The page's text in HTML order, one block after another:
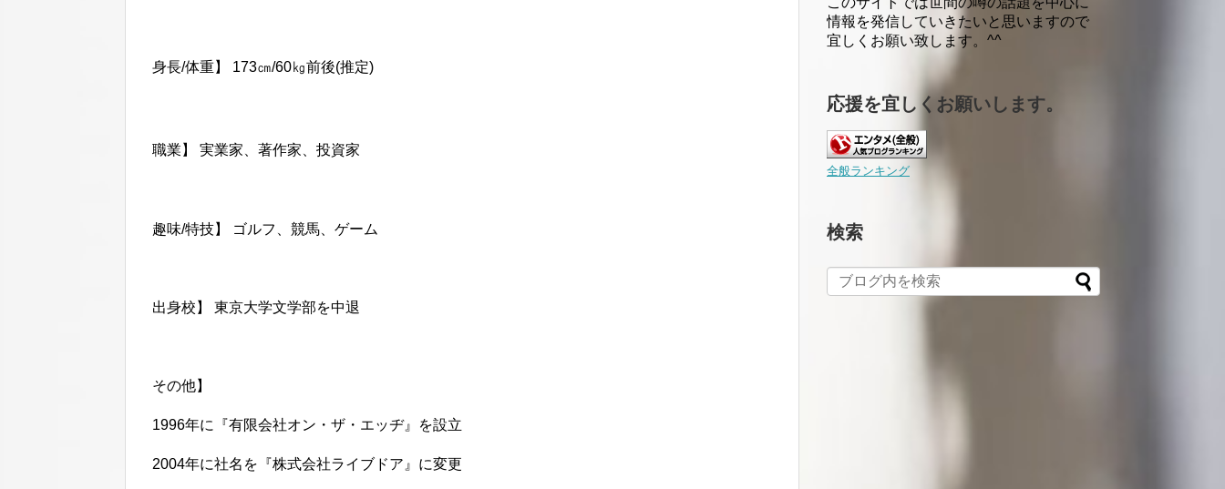
身長/体重】 173㎝/60㎏前後(推定)
職業】 実業家、著作家、投資家
趣味/特技】 ゴルフ、競馬、ゲーム
出身校】 東京大学文学部を中退
その他】
1996年に『有限会社オン・ザ・エッヂ』を設立
2004年に社名を『株式会社ライブドア』に変更
情報を発信していきたいと思いますので
宜しくお願い致します。^^
応援を宜しくお願いします。
全般ランキング
検索